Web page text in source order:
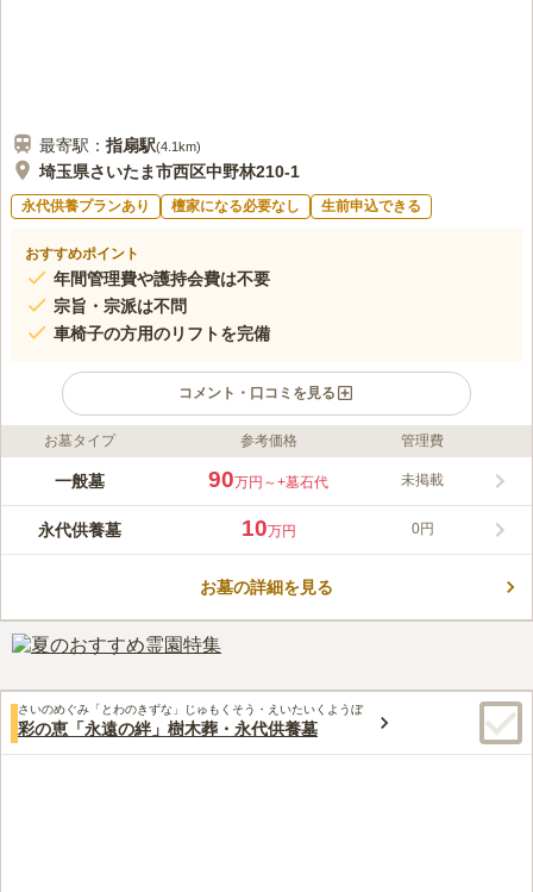
最寄駅： 指扇駅(4.1km)
埼玉県さいたま市西区中野林210-1
永代供養プランあり 檀家になる必要なし 生前申込できる
おすすめポイント
年間管理費や護持会費は不要
宗旨・宗派は不問
車椅子の方用のリフトを完備
コメント・口コミを見る
ライフドット編集部のコメント
袋の観音様、と古くから親しまれてきた寺院は、宗旨・宗派は不
ている観音寺が管理する霊園です。お墓を管理する後継者が不足
している現代の問題に合わせて作られた、永代供養のための墓で
塔」と「永代供養墓やすらぎ」があります。永代供養付き墓地も
みんなの評価
3.4 口コミ4件
60代男性
向かいにセブンイレブンがあるので、必要なものはそこで手に入
口コミの続きを読む
お墓タイプ 参考価格 管理費
一般墓 90万円～+墓石代 未掲載
永代供養墓 10万円 0円
お墓の詳細を見る
さいのめぐみ「とわのきずな」じゅもくそう・えいたいくようぼ
彩の恵「永遠の絆」樹木葬・永代供養墓